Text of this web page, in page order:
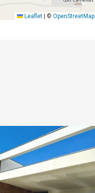
Leaflet © OpenStreetMap